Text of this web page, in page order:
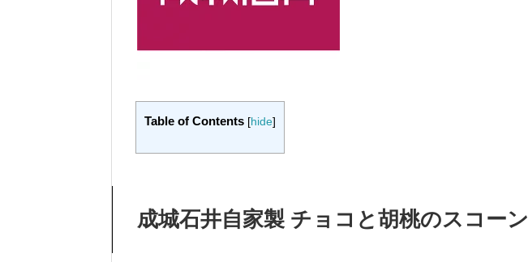
Table of Contents [hide]
成城石井自家製 チョコと胡桃のスコーン